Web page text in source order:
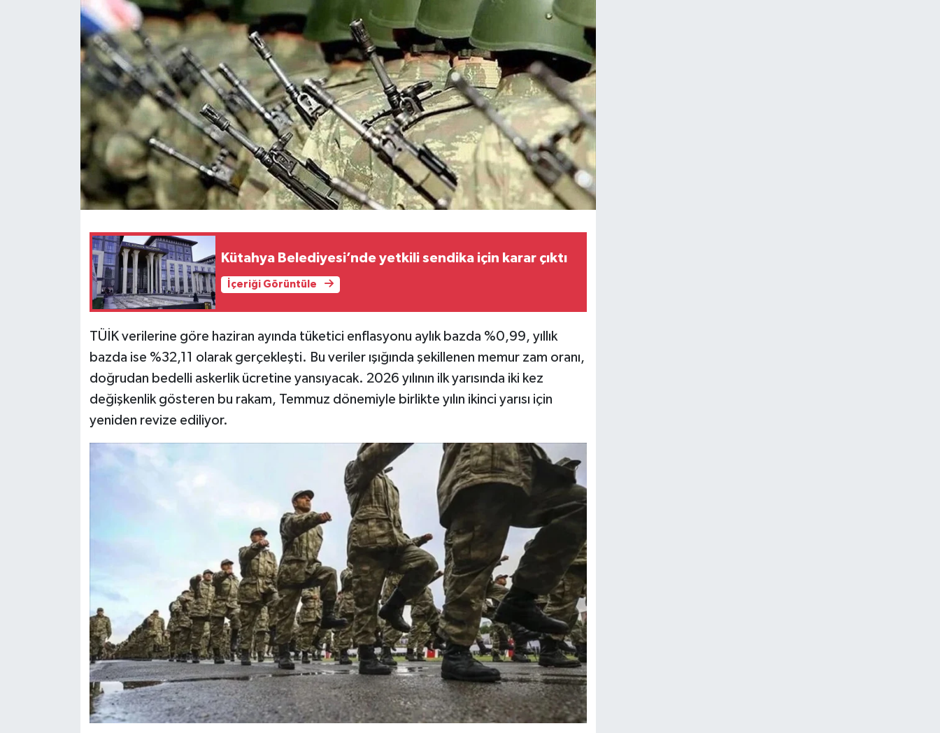
Kütahya Belediyesi’nde yetkili sendika için karar çıktı
İçeriği Görüntüle
TÜİK verilerine göre haziran ayında tüketici enflasyonu aylık bazda %0,99, yıllık
bazda ise %32,11 olarak gerçekleşti. Bu veriler ışığında şekillenen memur zam oranı,
doğrudan bedelli askerlik ücretine yansıyacak. 2026 yılının ilk yarısında iki kez
değişkenlik gösteren bu rakam, Temmuz dönemiyle birlikte yılın ikinci yarısı için
yeniden revize ediliyor.
Ekonomi
Foto Galeri
Gündem
Köşe Yazıları
Kültür Sanat
Otomobil